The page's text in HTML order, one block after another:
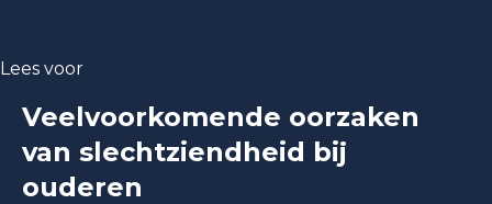
Lees voor
Veelvoorkomende oorzaken
van slechtziendheid bij
ouderen